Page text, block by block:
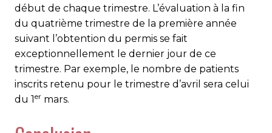
début de chaque trimestre. L’évaluation à la fin
du quatrième trimestre de la première année
suivant l’obtention du permis se fait
exceptionnellement le dernier jour de ce
trimestre. Par exemple, le nombre de patients
inscrits retenu pour le trimestre d’avril sera celui
du 1er mars.